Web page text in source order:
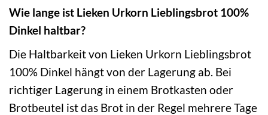
Wie lange ist Lieken Urkorn Lieblingsbrot 100%
Dinkel haltbar?
Die Haltbarkeit von Lieken Urkorn Lieblingsbrot
100% Dinkel hängt von der Lagerung ab. Bei
richtiger Lagerung in einem Brotkasten oder
Brotbeutel ist das Brot in der Regel mehrere Tage